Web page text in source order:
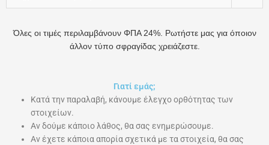
Όλες οι τιμές περιλαμβάνουν ΦΠΑ 24%. Ρωτήστε μας για όποιον
άλλον τύπο σφραγίδας χρειάζεστε.
Γιατί εμάς;
Κατά την παραλαβή, κάνουμε έλεγχο ορθότητας των
στοιχείων.
Αν δούμε κάποιο λάθος, θα σας ενημερώσουμε.
Αν έχετε κάποια απορία σχετικά με τα στοιχεία, θα σας